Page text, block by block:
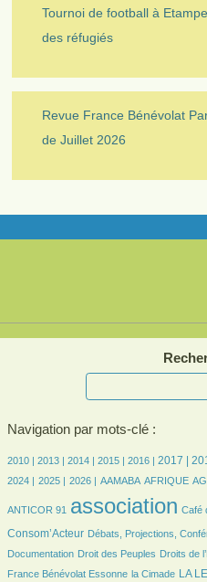
Tournoi de football à
des réfugiés
Revue France Bénévolat
de Juillet 2026
Navigation par mots-clé :
13/5126
2010 |
13/5126
2013 |
429/5126 2014 |
778/5126 2015 |
906/5126 2016 |
1120/5126 2017 |
1522/5126
1565/5126
1325/5126
1288/5126
961/5126
974/5126
992/5126
2024 |
957/5126
2025 |
840/5126 2026 |
167/5126 AAMABA
443/5126 AFRIQUE
1094/5126
12/5126
74/5126
64/5126
ANTICOR 91 association Café
Consom’Acteur
340/5126 Débats, Projections,
320/5126
128/5126
Documentation
74/5126 Droit des Peuples
429/5126 Droits de
76/5126
18/5126
181/5126
France Bénévolat Essonne
59/5126 la Cimade
1599/5126 LA
50/5126